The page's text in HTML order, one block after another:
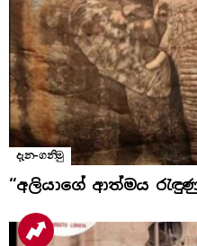
දැන-ගනිමු
“අලියාගේ ආත්මය